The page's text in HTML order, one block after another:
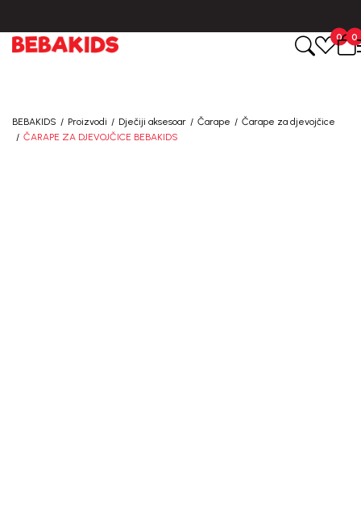
0
0
BEBAKIDS Proizvodi Dječiji aksesoar Čarape
Čarape za djevojčice
ČARAPE ZA DJEVOJČICE BEBAKIDS